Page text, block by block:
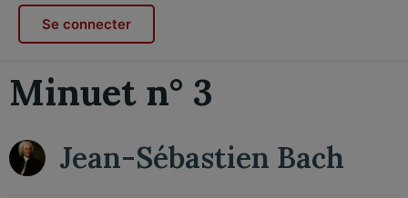
Se connecter
Minuet n° 3
Jean-Sébastien Bach